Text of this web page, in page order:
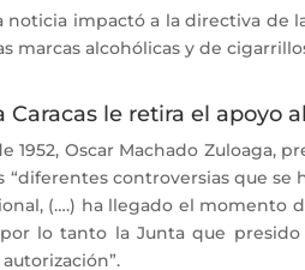
noticia impactó a la directiva de
marcas alcohólicas y de
Caracas le retira el apoyo
Oscar Machado Zuloaga,
“diferentes controversias que
(….) ha llegado el momento
lo tanto la Junta que